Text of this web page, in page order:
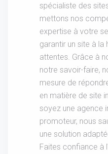
spécialiste des
mettons nos
expertise à votre
garantir un site à la
attentes. Grâce à
notre savoir-faire,
mesure de
en matière de site
soyez une agence
promoteur, nous
une solution
Faites confiance à